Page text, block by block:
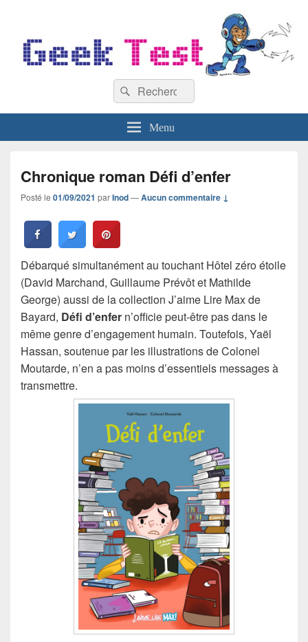
Recherche :
Rechercher
Menu
Chronique roman Défi d’enfer
Posté le 01/09/2021 parInod—Aucun commentaire ↓
Débarqué simultanément au touchant Hôtel zéro étoile
(David Marchand, Guillaume Prévôt et Mathilde
George) aussi de la collection J’aime Lire Max de
Bayard, Défi d’enfer n’officie peut-être pas dans le
même genre d’engagement humain. Toutefois, Yaël
Hassan, soutenue par les illustrations de Colonel
Moutarde, n’en a pas moins d’essentiels messages à
transmettre.